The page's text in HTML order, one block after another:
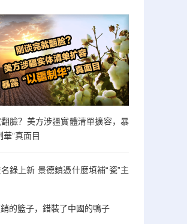
臉？美方涉疆實體清單擴容，暴
華”真面目
錄上新 景德鎮憑什麼填補“瓷”主
的籃子，錯裝了中國的鴨子